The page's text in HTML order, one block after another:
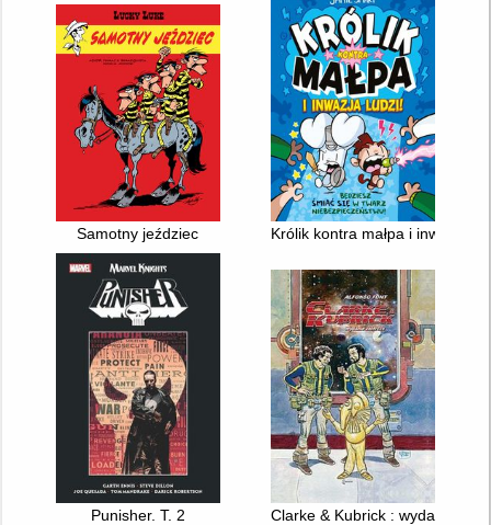
Samotny jeździec Królik kontra małpa i inwazja
Punisher. T. 2 Clarke & Kubrick : wydanie